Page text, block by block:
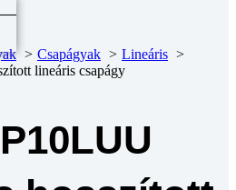
Csapágyak
Lineáris
lineáris csapágy